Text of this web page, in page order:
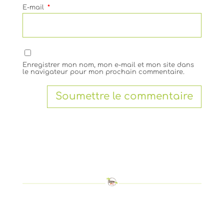
E-mail *
Enregistrer mon nom, mon e-mail et mon site dans
le navigateur pour mon prochain commentaire.
Soumettre le commentaire